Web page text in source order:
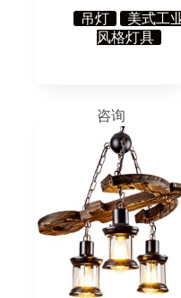
吊灯
美式工
风格灯具
咨询